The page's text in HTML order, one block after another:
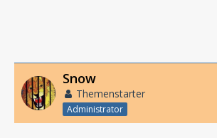
Snow
Themenstarter
Administrator